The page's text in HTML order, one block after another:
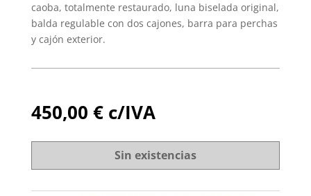
caoba, totalmente restaurado, luna biselada original,
balda regulable con dos cajones, barra para perchas
y cajón exterior.
450,00 € c/IVA
Sin existencias